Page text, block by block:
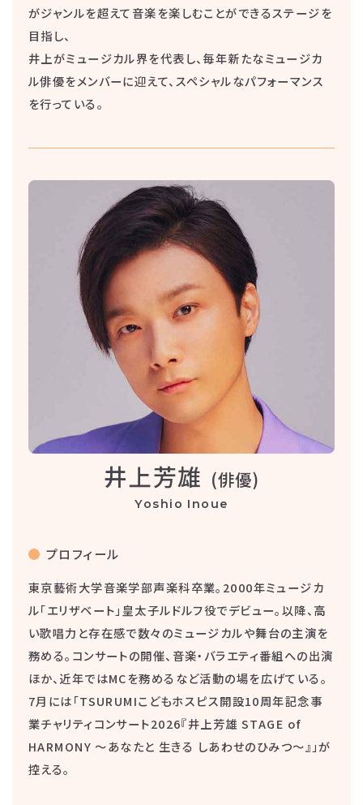
がジャンルを超えて音楽を楽しむことができるステージを
目指し、
井上がミュージカル界を代表し、毎年新たなミュージカ
ル俳優をメンバーに迎えて、スペシャルなパフォーマンス
を行っている。
井上芳雄 (俳優)
Yoshio Inoue
プロフィール
東京藝術大学音楽学部声楽科卒業。2000年ミュージカ
ル「エリザベート」皇太子ルドルフ役でデビュー。以降、高
い歌唱力と存在感で数々のミュージカルや舞台の主演を
務める。コンサートの開催、音楽・バラエティ番組への出演
ほか、近年ではMCを務めるなど活動の場を広げている。
7月には「TSURUMIこどもホスピス開設10周年記念事
業チャリティコンサート2026『井上芳雄 STAGE of
HARMONY ～あなたと 生きる しあわせのひみつ～』」が
控える。